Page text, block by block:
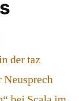
der taz